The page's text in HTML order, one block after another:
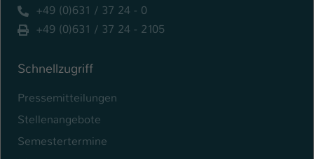
+49 (0)631 / 37 24 - 0
+49 (0)631 / 37 24 - 2105
Schnellzugriff
Pressemitteilungen
Stellenangebote
Semestertermine